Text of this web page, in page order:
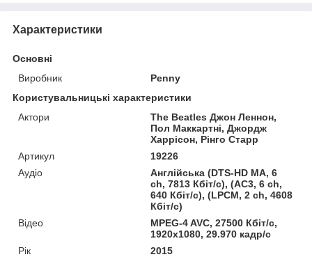
Характеристики
Основні
Виробник
Penny
Користувальницькі характеристики
Актори
The Beatles Джон Леннон,
Пол Маккартні, Джордж
Харрісон, Рінго Старр
Артикул
19226
Аудіо
Англійська (DTS-HD MA, 6
ch, 7813 Кбіт/с), (AC3, 6 ch,
640 Кбіт/с), (LPCM, 2 ch, 4608
Кбіт/с)
Відео
MPEG-4 AVC, 27500 Кбіт/с,
1920x1080, 29.970 кадр/с
Рік
2015